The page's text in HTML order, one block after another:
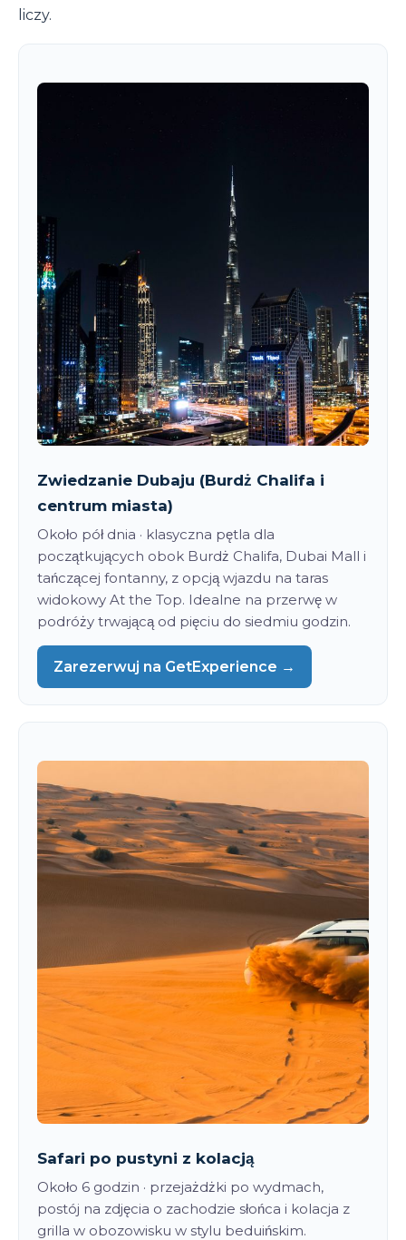
liczy.
Zwiedzanie Dubaju (Burdż Chalifa i
centrum miasta)
Około pół dnia · klasyczna pętla dla
początkujących obok Burdż Chalifa, Dubai Mall i
tańczącej fontanny, z opcją wjazdu na taras
widokowy At the Top. Idealne na przerwę w
podróży trwającą od pięciu do siedmiu godzin.
Zarezerwuj na GetExperience →
Safari po pustyni z kolacją
Około 6 godzin · przejażdżki po wydmach,
postój na zdjęcia o zachodzie słońca i kolacja z
grilla w obozowisku w stylu beduińskim.